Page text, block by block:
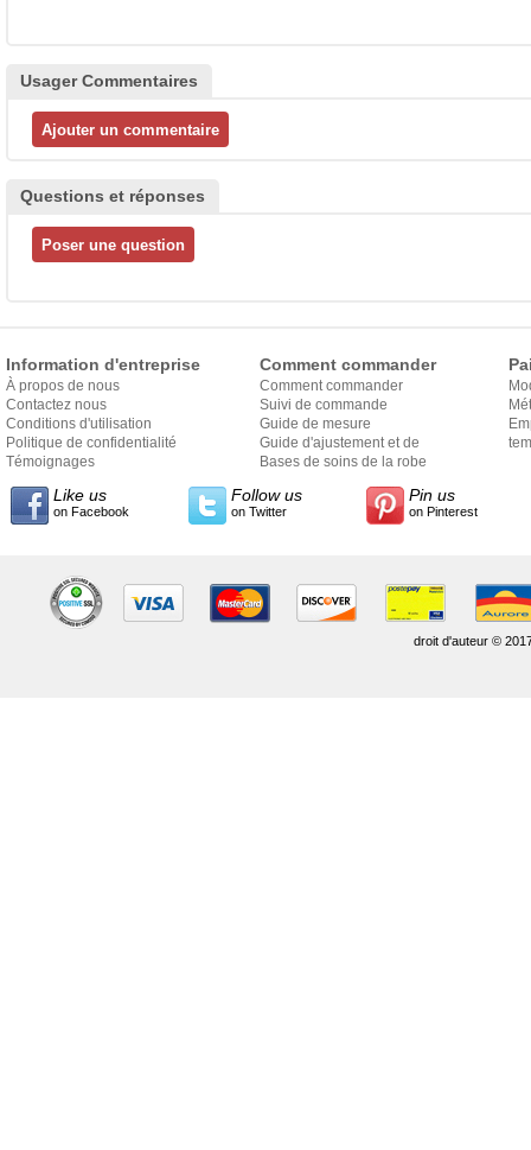
Usager Commentaires
Questions et réponses
Information d'entreprise
À propos de nous
Contactez nous
Conditions d'utilisation
Politique de confidentialité
Témoignages
Comment commander
Comment commander
Suivi de commande
Guide de mesure
Guide d'ajustement et de
style
Bases de soins de la robe
Like us
on Facebook
Follow us
on Twitter
Pin us
on Pinterest
droit d'auteur ©